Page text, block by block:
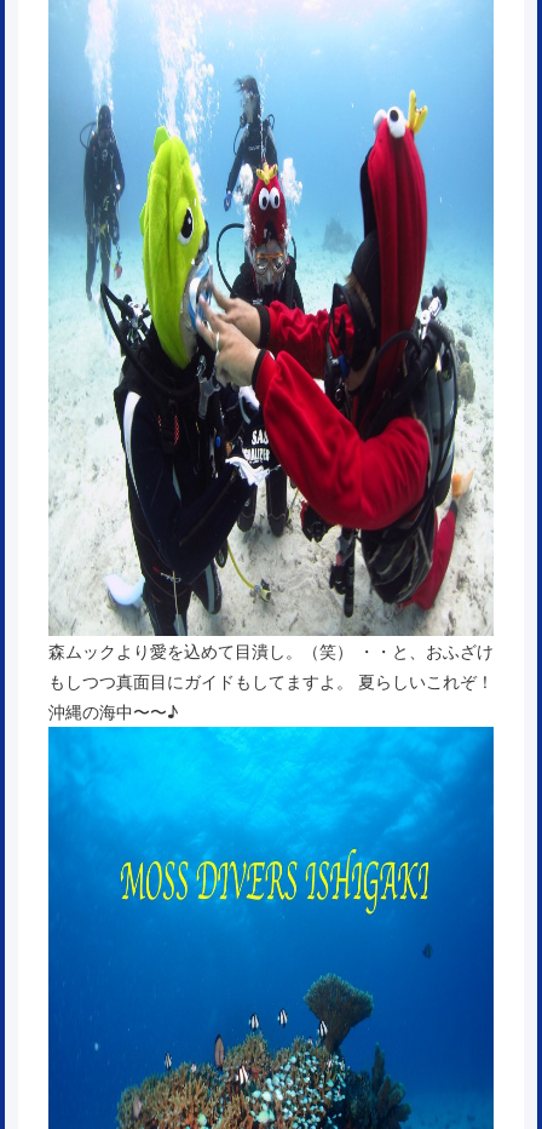
森ムックより愛を込めて目潰し。（笑） ・・と、おふざけ
もしつつ真面目にガイドもしてますよ。 夏らしいこれぞ！
沖縄の海中〜〜♪